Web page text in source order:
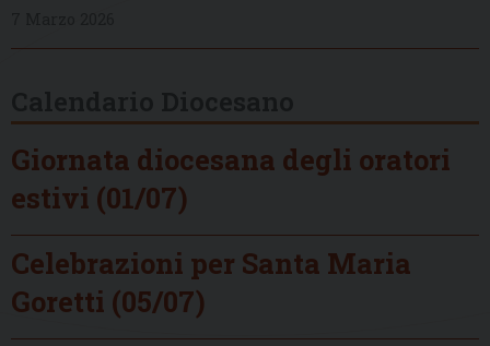
Giornata diocesana degli oratori
estivi (01/07)
Celebrazioni per Santa Maria
Goretti (05/07)